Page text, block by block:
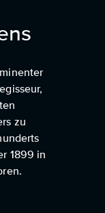
zu
1899 in